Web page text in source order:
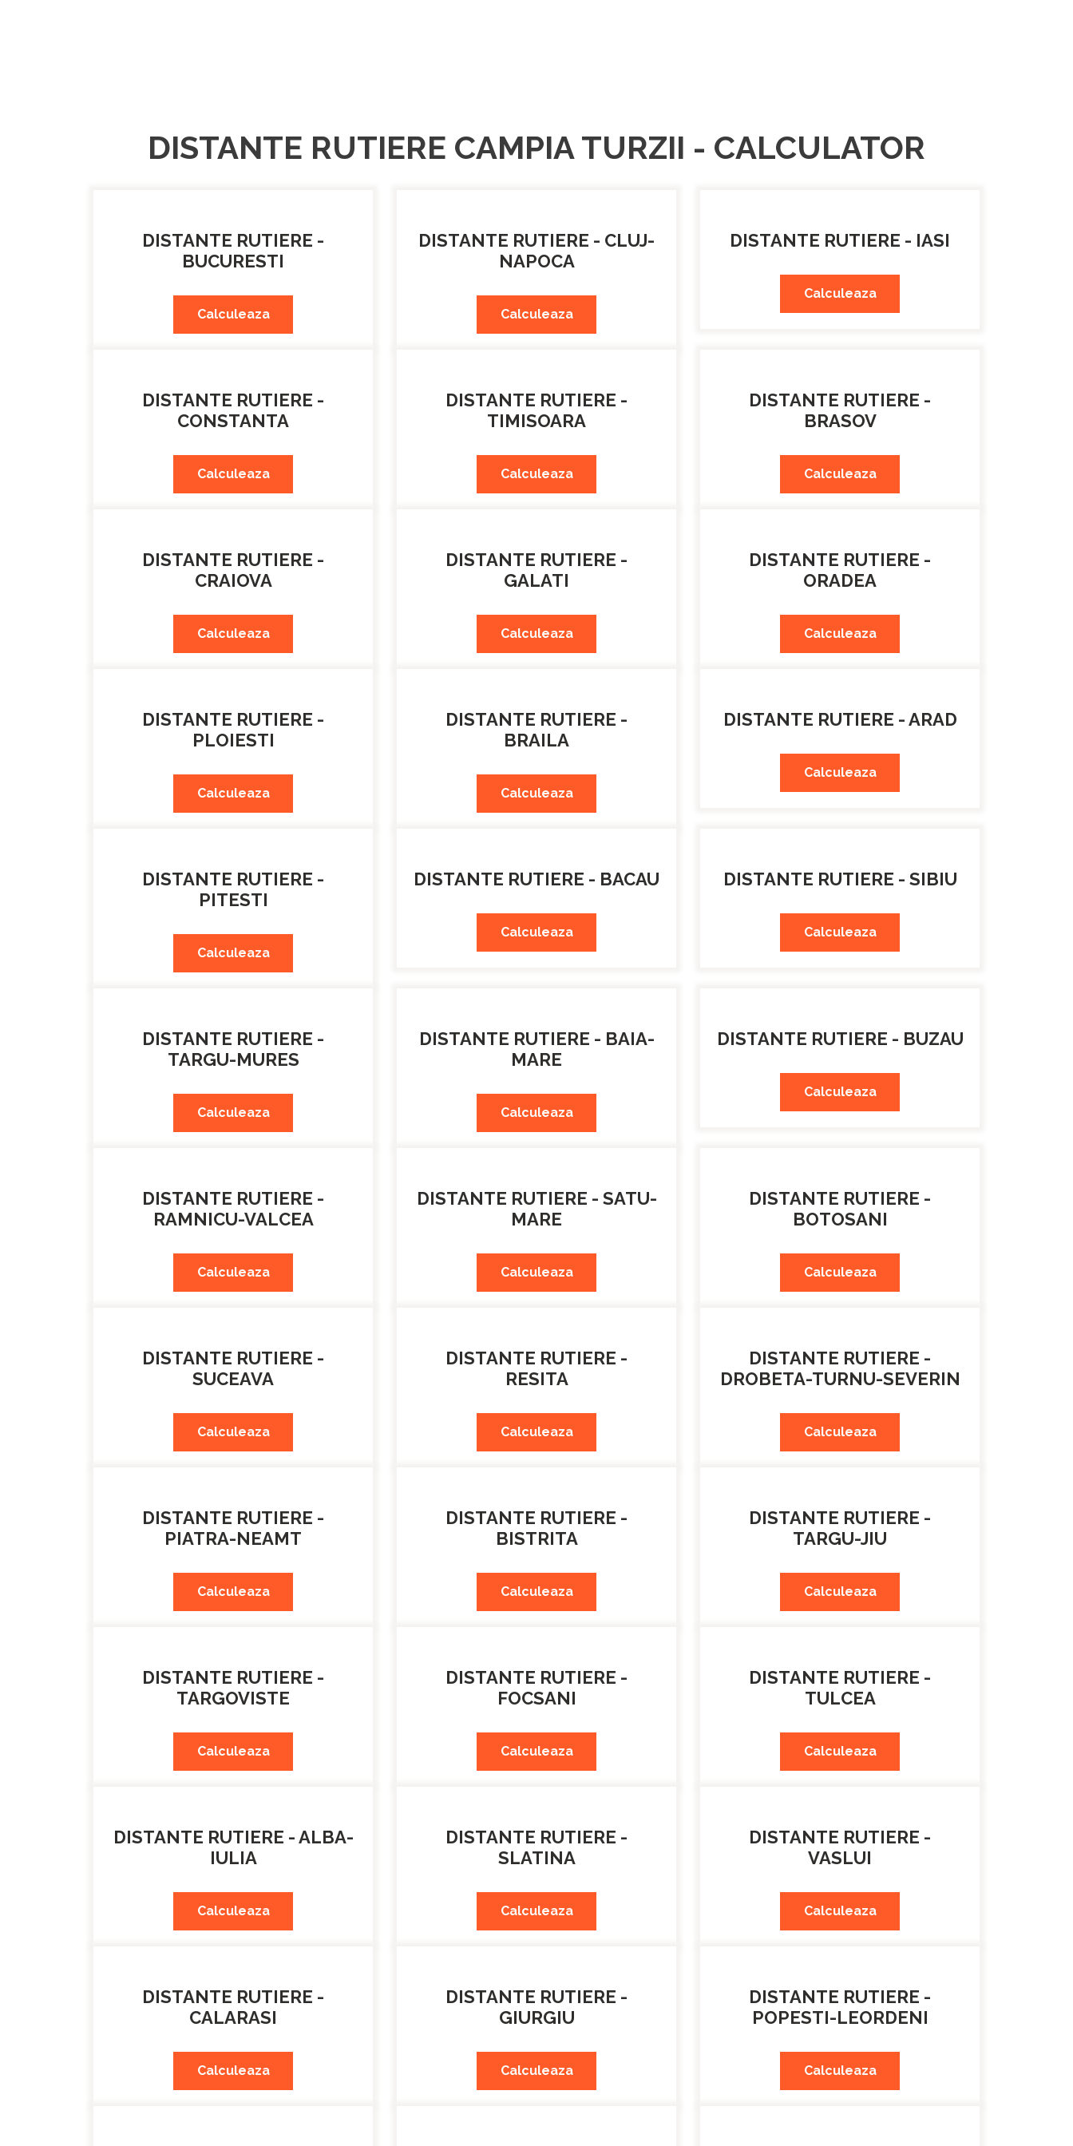
DISTANTE RUTIERE CAMPIA TURZII - CALCULATOR
DISTANTE RUTIERE -
BUCURESTI
Calculeaza
DISTANTE RUTIERE - CLUJ-
NAPOCA
Calculeaza
DISTANTE RUTIERE - IASI
Calculeaza
DISTANTE RUTIERE -
CONSTANTA
Calculeaza
DISTANTE RUTIERE -
TIMISOARA
Calculeaza
DISTANTE RUTIERE -
BRASOV
Calculeaza
DISTANTE RUTIERE -
CRAIOVA
Calculeaza
DISTANTE RUTIERE -
GALATI
Calculeaza
DISTANTE RUTIERE -
ORADEA
Calculeaza
DISTANTE RUTIERE -
PLOIESTI
Calculeaza
DISTANTE RUTIERE -
BRAILA
Calculeaza
DISTANTE RUTIERE - ARAD
Calculeaza
DISTANTE RUTIERE -
PITESTI
Calculeaza
DISTANTE RUTIERE - BACAU
Calculeaza
DISTANTE RUTIERE - SIBIU
Calculeaza
DISTANTE RUTIERE -
TARGU-MURES
Calculeaza
DISTANTE RUTIERE - BAIA-
MARE
Calculeaza
DISTANTE RUTIERE - BUZAU
Calculeaza
DISTANTE RUTIERE -
RAMNICU-VALCEA
Calculeaza
DISTANTE RUTIERE - SATU-
MARE
Calculeaza
DISTANTE RUTIERE -
BOTOSANI
Calculeaza
DISTANTE RUTIERE -
SUCEAVA
Calculeaza
DISTANTE RUTIERE -
RESITA
Calculeaza
DISTANTE RUTIERE -
DROBETA-TURNU-SEVERIN
Calculeaza
DISTANTE RUTIERE -
PIATRA-NEAMT
Calculeaza
DISTANTE RUTIERE -
BISTRITA
Calculeaza
DISTANTE RUTIERE -
TARGU-JIU
Calculeaza
DISTANTE RUTIERE -
TARGOVISTE
Calculeaza
DISTANTE RUTIERE -
FOCSANI
Calculeaza
DISTANTE RUTIERE -
TULCEA
Calculeaza
DISTANTE RUTIERE - ALBA-
IULIA
Calculeaza
DISTANTE RUTIERE -
SLATINA
Calculeaza
DISTANTE RUTIERE -
VASLUI
Calculeaza
DISTANTE RUTIERE -
CALARASI
Calculeaza
DISTANTE RUTIERE -
GIURGIU
Calculeaza
DISTANTE RUTIERE -
POPESTI-LEORDENI
Calculeaza